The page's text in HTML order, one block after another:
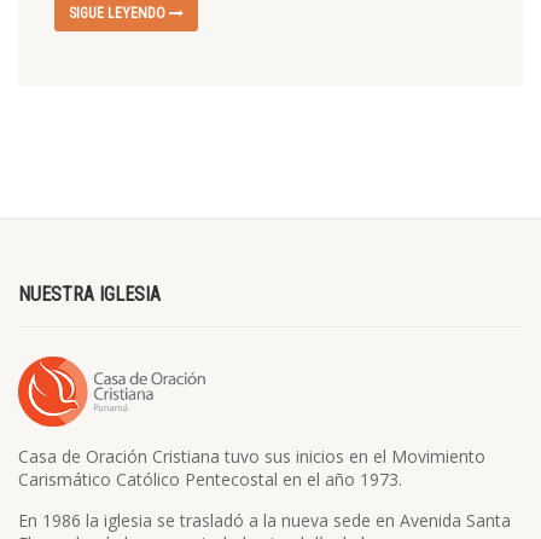
SIGUE LEYENDO
NUESTRA IGLESIA
Casa de Oración Cristiana tuvo sus inicios en el Movimiento
Carismático Católico Pentecostal en el año 1973.
En 1986 la iglesia se trasladó a la nueva sede en Avenida Santa